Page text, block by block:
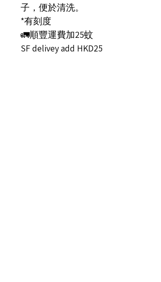
子，便於清洗。
*有刻度
🚛順豐運費加25蚊
SF delivey add HKD25